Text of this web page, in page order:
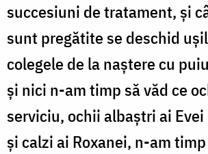
succesiuni de tratament, și
sunt pregătite se deschid
colegele de la naștere cu
și nici n-am timp să văd ce
serviciu, ochii albaștri ai
și calzi ai Roxanei, n-am